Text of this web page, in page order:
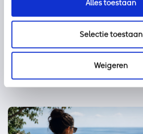
Alles toestaan
Selectie toestaan
Weigeren